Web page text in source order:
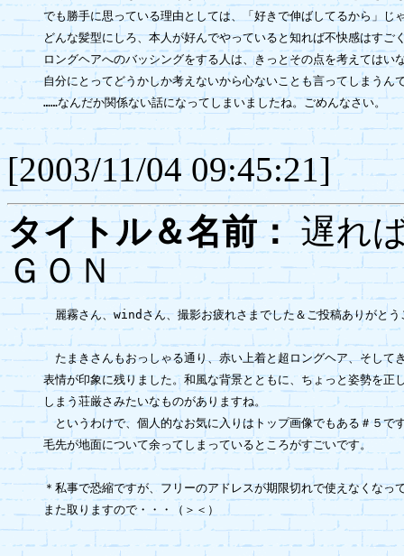
でも勝手に思っている理由としては、「好きで伸ばしてるから」じ
どんな髪型にしろ、本人が好んでやっていると知れば不快感はすご
ロングヘアへのバッシングをする人は、きっとその点を考えてはい
自分にとってどうかしか考えないから心ないことも言ってしまうん
……なんだか関係ない話になってしまいましたね。ごめんなさい。
[2003/11/04 09:45:21]
タイトル＆名前：遅れ
ＧＯＮ
麗霧さん、windさん、撮影お疲れさまでした＆ご投稿ありがとう
たまきさんもおっしゃる通り、赤い上着と超ロングヘア、そして
表情が印象に残りました。和風な背景とともに、ちょっと姿勢を正
しまう荘厳さみたいなものがありますね。
というわけで、個人的なお気に入りはトップ画像でもある＃５で
毛先が地面について余ってしまっているところがすごいです。
＊私事で恐縮ですが、フリーのアドレスが期限切れで使えなくなっ
また取りますので・・・（＞＜）